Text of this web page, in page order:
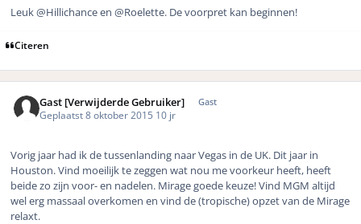
Leuk @Hillichance en @Roelette. De voorpret kan beginnen!
Citeren
Gast [Verwijderde Gebruiker] Gast
Geplaatst8 oktober 2015 10 jr
Vorig jaar had ik de tussenlanding naar Vegas in de UK. Dit jaar in
Houston. Vind moeilijk te zeggen wat nou me voorkeur heeft, heeft
beide zo zijn voor- en nadelen. Mirage goede keuze! Vind MGM altijd
wel erg massaal overkomen en vind de (tropische) opzet van de Mirage
relaxt.